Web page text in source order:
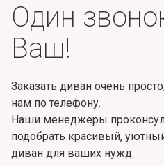
Один
Ваш!
Заказать диван очень
нам по телефону.
Наши менеджеры
подобрать красивый,
диван для ваших нужд.